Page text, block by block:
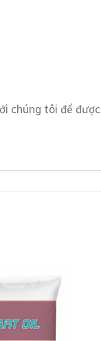
chúng tôi để được